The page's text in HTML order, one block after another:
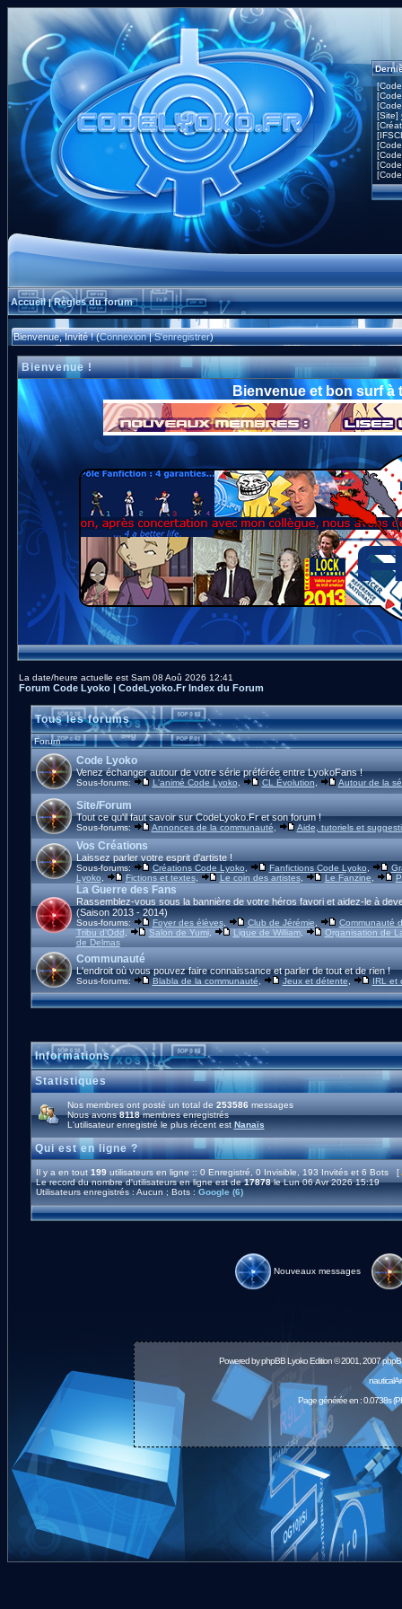
[Site]
Accueil|Règles du forum
Bienvenue, Invité ! (Connexion|S'enregistrer)
Bienvenue !
Bienvenue et bon surf à
La date/heure actuelle est Sam 08 Aoû 2026 12:41
Forum Code Lyoko | CodeLyoko.Fr Index du Forum
Tous les forums
Forum
Code Lyoko
Venez échanger autour de votre série préférée entre LyokoFans !
Sous-forums: L'animé Code Lyoko, CL Évolution Autour de la
Site/Forum
Tout ce qu'il faut savoir sur CodeLyoko.Fr et son forum !
Sous-forums: Annonces de la communauté, Aide, tutoriels et
Vos Créations
Laissez parler votre esprit d'artiste !
Sous-forums: Créations Code Lyoko, Fanfictions Code Lyoko,
Lyoko, Fictions et textes, Le coin des artistes, Le Fanzine
La Guerre des Fans
Rassemblez-vous sous la bannière de votre héros favori et aidez-le à
(Saison 2013 - 2014)
Sous-forums: Foyer des élèves, Club de Jérémie
Communauté
Tribu d'Odd
Salon de Yumi, Ligue de William,
Organisation de
de Delmas
Communauté
L'endroit où vous pouvez faire connaissance et parler de tout et de rien !
Sous-forums: Blabla de la communauté, Jeux et détente, IRL et
Informations
Statistiques
Nos membres ont posté un total de 253586 messages
Nous avons8118membres enregistrés
L'utilisateur enregistré le plus récent est Nanaïs
Qui est en ligne ?
Il y a en tout 199utilisateurs en ligne :: 0 Enregistré, 0 Invisible, 193 Invités et 6 Bots [
Le record du nombre d'utilisateurs en ligne est de17878le Lun 06 Avr 2026 15:19
Utilisateurs enregistrés : Aucun ; Bots : Google (6)
Nouveaux messages
Powered byphpBBLyoko Edition © 2001, 2007
Page générée en : 0.0738s